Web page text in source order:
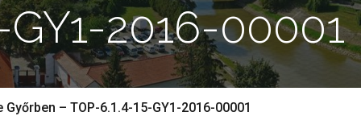
2016-00001
– TOP-6.1.4-15-GY1-2016-00001